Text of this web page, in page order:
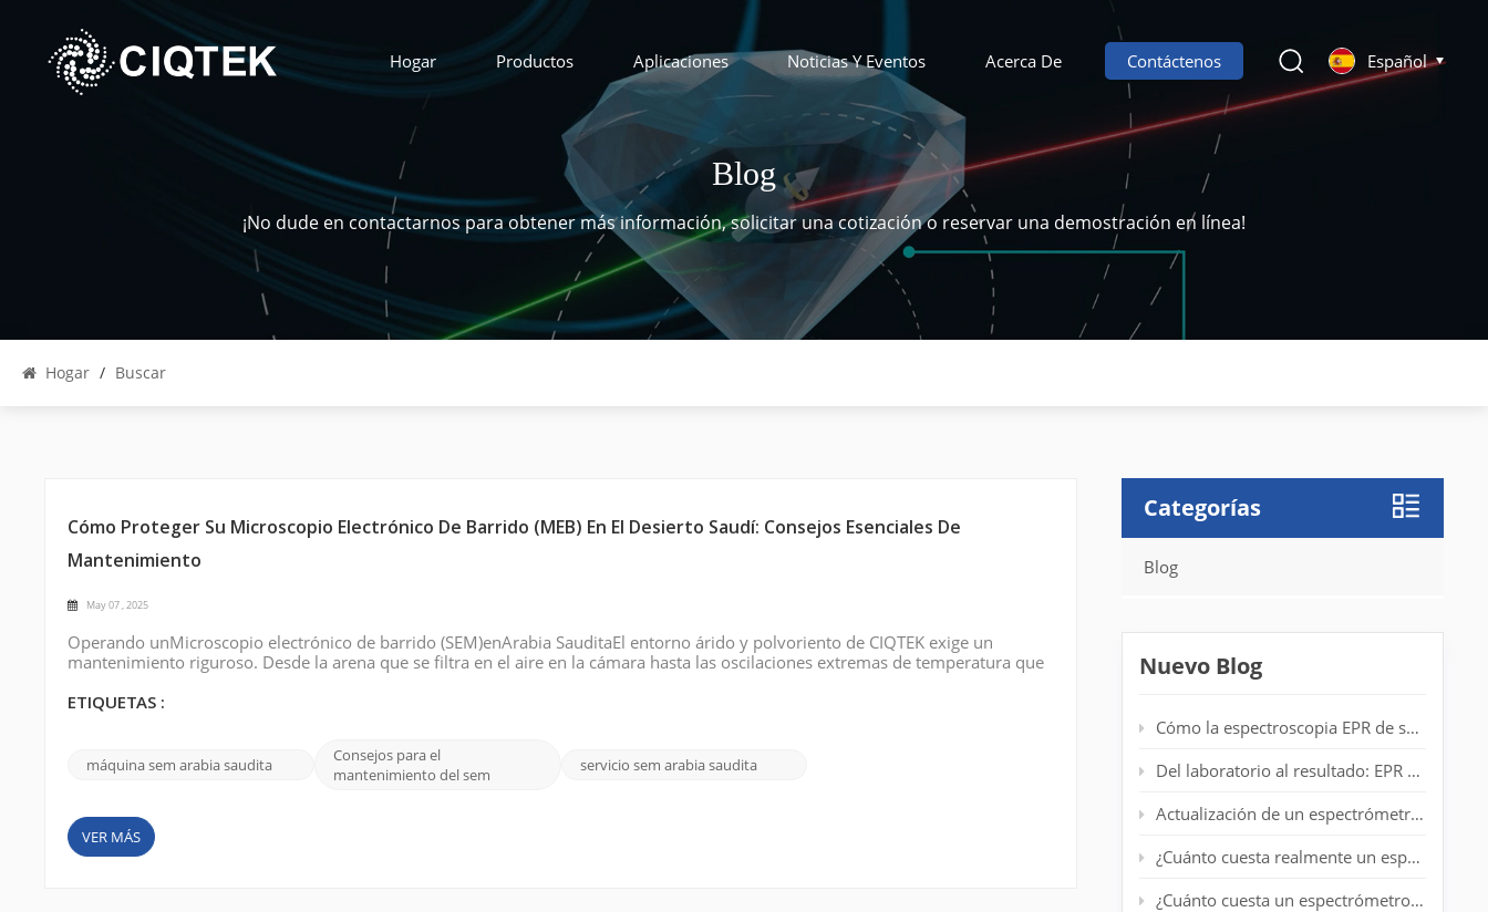
Hogar Productos Aplicaciones Noticias Y Eventos Acerca De Contáctenos Español
Blog
¡No dude en contactarnos para obtener más información, solicitar una cotización o reservar una demostración en línea!
Hogar / Buscar
Cómo Proteger Su Microscopio Electrónico De Barrido (MEB) En El Desierto Saudí: Consejos Esenciales De
Mantenimiento
May 07 , 2025
Operando unMicroscopio electrónico de barrido (SEM)enArabia SauditaEl entorno árido y polvoriento de CIQTEK exige un
mantenimiento riguroso. Desde la arena que se filtra en el aire en la cámara hasta las oscilaciones extremas de temperatura que
constante. A continuación, se prese...
ETIQUETAS :
máquina sem arabia saudita
Consejos para el
mantenimiento del sem
servicio sem arabia saudita
VER MÁS
Categorías
Blog
Nuevo Blog
Cómo la espectroscopia EPR de sobremesa mejora la detección de radicales en laboratorios de polímeros
Del laboratorio al resultado: EPR de escritorio para análisis de centrifugado en tiempo real
Actualización de un espectrómetro EPR antiguo: prolongación de la vida útil del sistema sin un nuevo imán
¿Cuánto cuesta realmente un espectrómetro EPR de nivel básico?
¿Cuánto cuesta un espectrómetro EPR? Guía completa de precios para investigadores